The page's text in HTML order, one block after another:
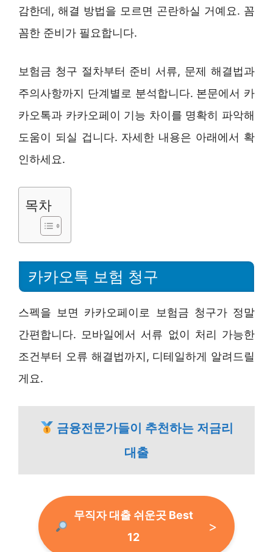
감한데, 해결 방법을 모르면 곤란하실 거예요. 꼼
꼼한 준비가 필요합니다.
보험금 청구 절차부터 준비 서류, 문제 해결법과
주의사항까지 단계별로 분석합니다. 본문에서 카
카오톡과 카카오페이 기능 차이를 명확히 파악해
도움이 되실 겁니다. 자세한 내용은 아래에서 확
인하세요.
목차
카카오톡 보험 청구
스펙을 보면 카카오페이로 보험금 청구가 정말
간편합니다. 모바일에서 서류 없이 처리 가능한
조건부터 오류 해결법까지, 디테일하게 알려드릴
게요.
금융전문가들이 추천하는 저금리
대출
무직자 대출 쉬운곳 Best
12